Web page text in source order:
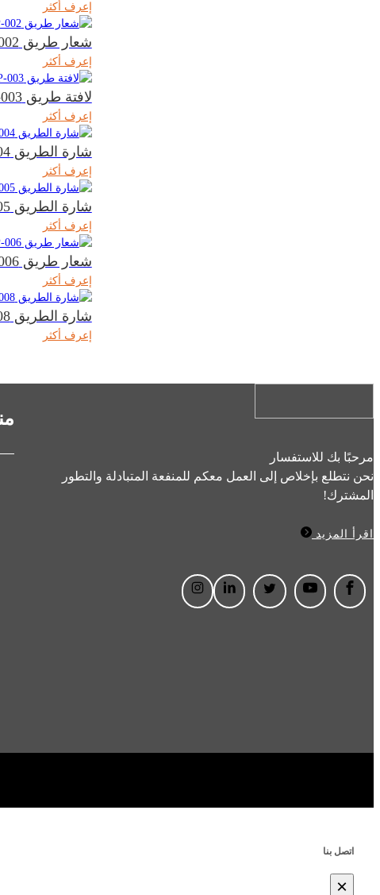
إعرف أكثر
شعار طريق BZP-002
إعرف أكثر
لافتة طريق BZP-003
إعرف أكثر
شارة الطريق BZP-004
إعرف أكثر
شارة الطريق BZP-005
إعرف أكثر
شعار طريق BZP-006
إعرف أكثر
شارة الطريق BZP-008
إعرف أكثر
مرحبًا بك للاستفسار
نحن نتطلع بإخلاص إلى العمل معكم للمنفعة المتبادلة والتطور
المشترك!
اقرأ المزيد
اتصل بنا
×